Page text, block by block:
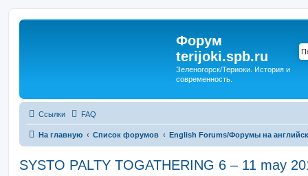
Форум
terijoki.spb.ru
Зеленогорск/Териоки. История и
современность.
Ссылки FAQ
На главную Список форумов English Forums/Форумы на
SYSTO PALTY TOGATHERING 6 – 11 may